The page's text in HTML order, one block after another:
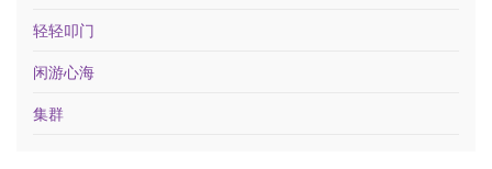
轻轻叩门
闲游心海
集群